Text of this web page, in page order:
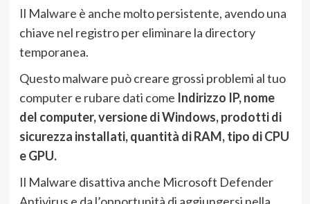
Il Malware è anche molto persistente, avendo una
chiave nel registro per eliminare la directory
temporanea.
Questo malware può creare grossi problemi al tuo
computer e rubare dati come Indirizzo IP, nome
del computer, versione di Windows, prodotti di
sicurezza installati, quantità di RAM, tipo di CPU
e GPU.
Il Malware disattiva anche Microsoft Defender